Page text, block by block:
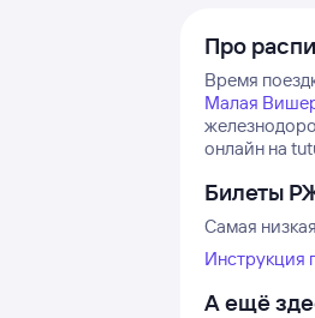
Про
Время
Малая
онлайн на
Билеты
Самая
Инструкция
А ещё